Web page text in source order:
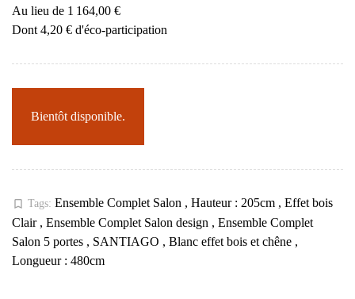
Au lieu de 1 164,00 €
Dont 4,20 € d'éco-participation
Bientôt disponible.
bookmark_border Tags: Ensemble Complet Salon , Hauteur : 205cm , Effet bois
Clair , Ensemble Complet Salon design , Ensemble Complet
Salon 5 portes , SANTIAGO , Blanc effet bois et chêne ,
Longueur : 480cm